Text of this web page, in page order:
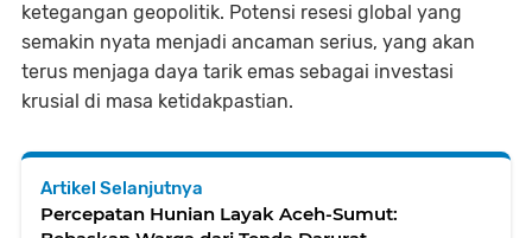
ketegangan geopolitik. Potensi resesi global yang
semakin nyata menjadi ancaman serius, yang akan
terus menjaga daya tarik emas sebagai investasi
krusial di masa ketidakpastian.
Artikel Selanjutnya
Percepatan Hunian Layak Aceh-Sumut: